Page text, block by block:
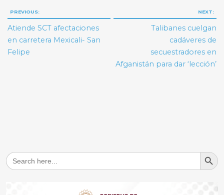
Navegación
de
entradas
PREVIOUS:
Atiende SCT afectaciones
en carretera Mexicali- San
Felipe
NEXT:
Talibanes cuelgan
cadáveres de
secuestradores en
Afganistán para dar ‘lección’
Search
for:
Search